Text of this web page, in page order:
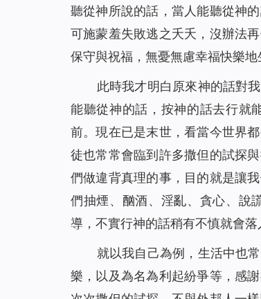
聽從神所說的話，當人能聽從神
可施蒙羞失敗逃之夭夭，沒辦法
保守與祝福，無憂無慮幸福快樂
此時我才明白原來神的話對
能聽從神的話，按神的話去行就
前。現在已是末世，看當今世界
徒也常常會臨到許多撒但的試探
們做違背真理的事，目的就是讓
們抽煙、酗酒、淫亂、貪心、說
導，不實行神的話稍有不慎就會
就以我自己為例，生活中也
樂，以及為名為利起紛爭等，感